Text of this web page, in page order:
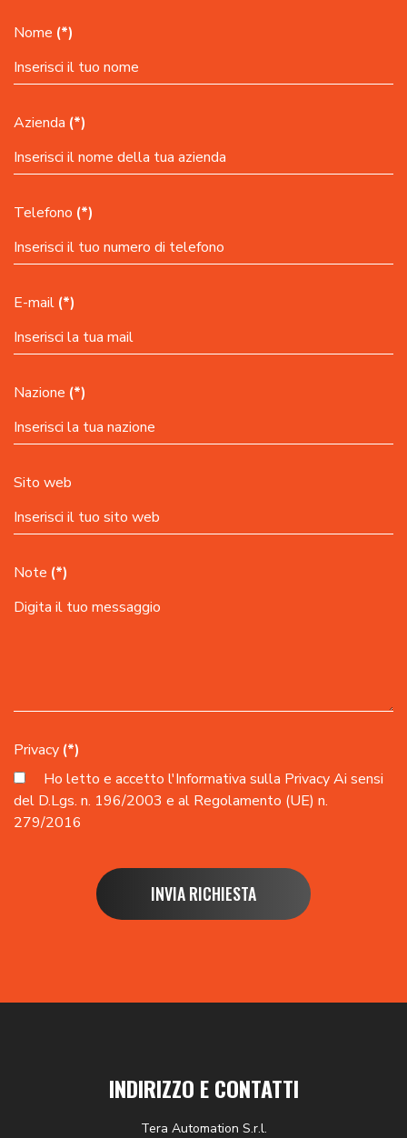
Nome (*)
Azienda (*)
Telefono (*)
E-mail (*)
Nazione (*)
Sito web
Note (*)
Privacy (*)
Ho letto e accetto l'Informativa sulla PrivacyAi sensi
del D.Lgs. n. 196/2003 e al Regolamento (UE) n.
279/2016
INVIA RICHIESTA
INDIRIZZO E CONTATTI
Tera Automation S.r.l.